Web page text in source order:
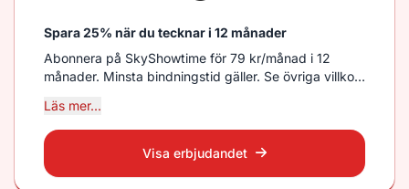
Spara 25% när du tecknar i 12 månader
Abonnera på SkyShowtime för 79 kr/månad i 12
månader. Minsta bindningstid gäller. Se övriga villkor
Läs mer...
Visa erbjudandet